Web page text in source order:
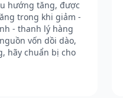
hướng tăng, được
trong khi giảm -
- thanh lý hàng
vốn dồi dào,
hãy chuẩn bị cho